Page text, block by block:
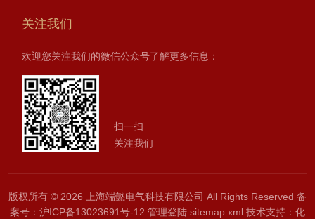
关注我们
欢迎您关注我们的微信公众号了解更多信息：
扫一扫
关注我们
版权所有 © 2026 上海端懿电气科技有限公司 All Rights Reserved 备
案号：沪ICP备13023691号-12 管理登陆 sitemap.xml 技术支持： 化